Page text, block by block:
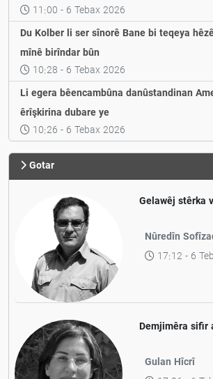
11:00 - 6 Tebax 2026
Du Kolber li ser sînorê Bane bi teqeya
mînê birîndar bûn
10:28 - 6 Tebax 2026
Li egera bêencambûna danûstandinan
êrîşkirina dubare ye
10:26 - 6 Tebax 2026
Gotar
Gelawêj stêrka
Nûredîn
17:12 - 6
Demjimêra sifir
Gulan Hîcrî